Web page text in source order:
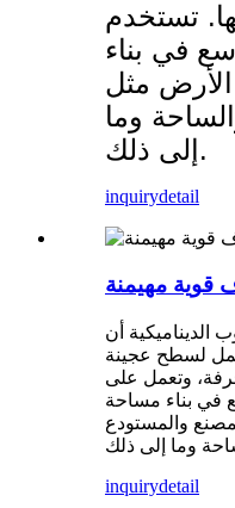
تستخدم
في بناء
مثل
وما
إلى ذلك.
inquirydetail
قوية مهيمنة
أن
لسطح عجينة
وتعمل على
في بناء مساحة
والمستودع
inquirydetail